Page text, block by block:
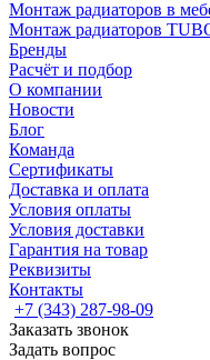
Монтаж радиаторов в
Монтаж радиаторов
Бренды
Расчёт и подбор
О компании
Новости
Блог
Команда
Сертификаты
Доставка и оплата
Условия оплаты
Условия доставки
Гарантия на товар
Реквизиты
Контакты
+7 (343) 287-98-09
Заказать звонок
Задать вопрос